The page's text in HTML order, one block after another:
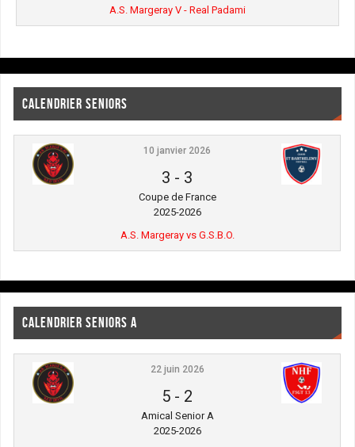
A.S. Margeray V - Real Padami
CALENDRIER SENIORS
10 janvier 2026
3 - 3
Coupe de France
2025-2026
A.S. Margeray vs G.S.B.O.
CALENDRIER SENIORS A
22 juin 2026
5 - 2
Amical Senior A
2025-2026